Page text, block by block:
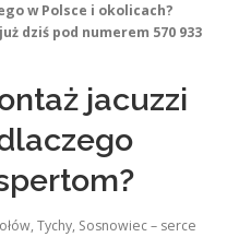
w Polsce i okolicach?
dziś pod numerem 570 933
jacuzzi
Tychy, Sosnowiec – serce